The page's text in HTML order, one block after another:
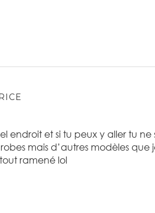
endroit et si tu peux y aller tu
mais d’autres modèles que
ramené lol